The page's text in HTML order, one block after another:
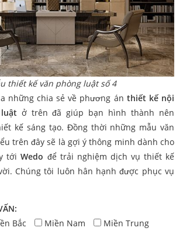
thiết kế văn phòng luật số 4
những chia sẻ về phương án thiết kế nội
ở trên đã giúp bạn hình thành nên
kế sáng tạo. Đồng thời những mẫu văn
trên đây sẽ là gợi ý thông minh dành cho
tớiWedo để trải nghiệm dịch vụ thiết kế
Chúng tôi luôn hân hạnh được phục vụ
Bắc Miền Nam Miền Trung